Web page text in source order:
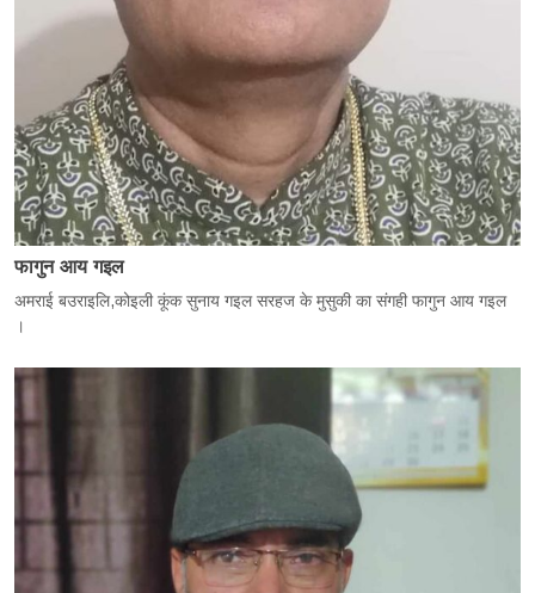
फागुन आय गइल
अमराई बउराइलि,कोइली कूंक सुनाय गइल सरहज के मुसुकी का संगही फागुन आय गइल
।